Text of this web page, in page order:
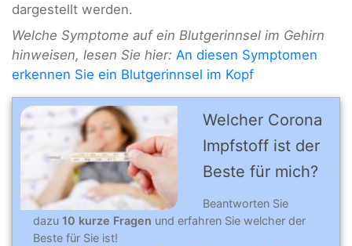
dargestellt werden.
Welche Symptome auf ein Blutgerinnsel im Gehirn
hinweisen, lesen Sie hier: An diesen Symptomen
erkennen Sie ein Blutgerinnsel im Kopf
Welcher Corona
Impfstoff ist der
Beste für mich?
Beantworten Sie
dazu 10 kurze Fragen und erfahren Sie welcher der
Beste für Sie ist!